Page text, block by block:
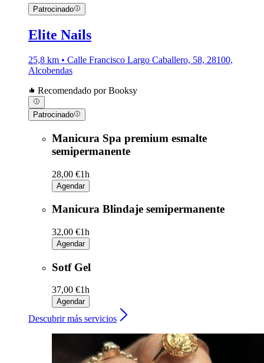
Patrocinado
Elite Nails
25,8 km • Calle Francisco Largo Caballero, 58, 28100,
Alcobendas
Recomendado por Booksy
Patrocinado
Manicura Spa premium esmalte
semipermanente
28,00 €1h
Agendar
Manicura Blindaje semipermanente
32,00 €1h
Agendar
Sotf Gel
37,00 €1h
Agendar
Descubrir más servicios